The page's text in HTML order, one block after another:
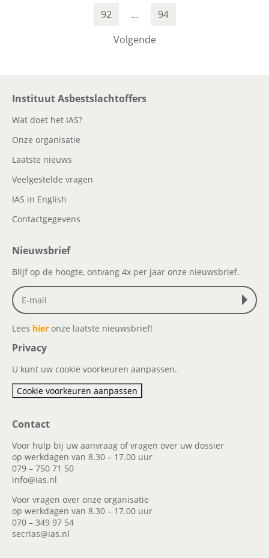
92 …
94
Volgende
Instituut Asbestslachtoffers
Wat doet het IAS?
Onze organisatie
Laatste nieuws
Veelgestelde vragen
IAS in English
Contactgegevens
Nieuwsbrief
Blijf op de hoogte, ontvang 4x per jaar onze nieuwsbrief.
Lees hier onze laatste nieuwsbrief!
Privacy
U kunt uw cookie voorkeuren aanpassen.
Cookie voorkeuren aanpassen
Contact
Voor hulp bij uw aanvraag of vragen over uw dossier
op werkdagen van 8.30 – 17.00 uur
079 – 750 71 50
info@ias.nl
Voor vragen over onze organisatie
op werkdagen van 8.30 – 17.00 uur
070 – 349 97 54
secrias@ias.nl